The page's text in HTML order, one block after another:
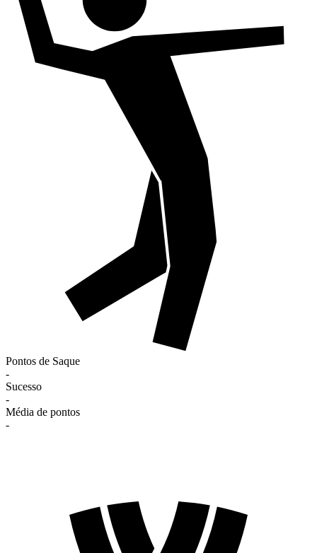
Pontos de Saque
-
Sucesso
-
Média de pontos
-